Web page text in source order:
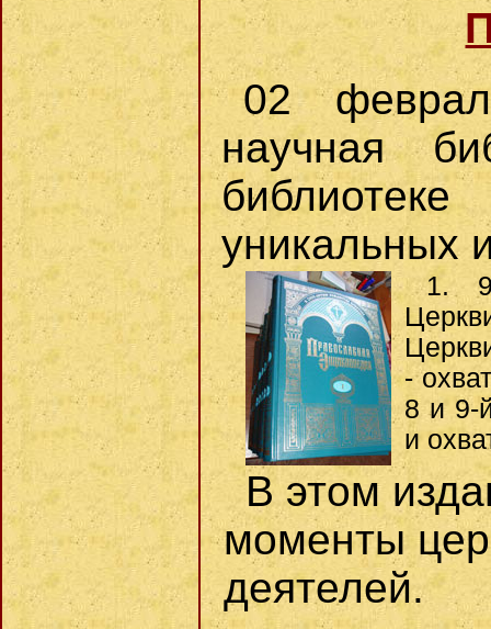
02
научная
уникальных
1.
-
8 и 9-
и
В этом
моменты
деятелей.